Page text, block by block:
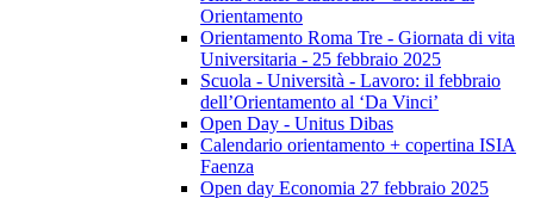
Orientamento
Orientamento Roma Tre - Giornata di vita
Universitaria - 25 febbraio 2025
Scuola - Università - Lavoro: il febbraio
dell’Orientamento al ‘Da Vinci’
Open Day - Unitus Dibas
Calendario orientamento + copertina ISIA
Faenza
Open day Economia 27 febbraio 2025